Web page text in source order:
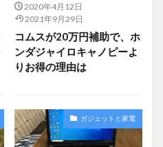
2020年4月12日
2021年9月29日
コムスが20万円補助で、ホ
ンダジャイロキャノピーよ
りお得の理由は
ガジェットと家電